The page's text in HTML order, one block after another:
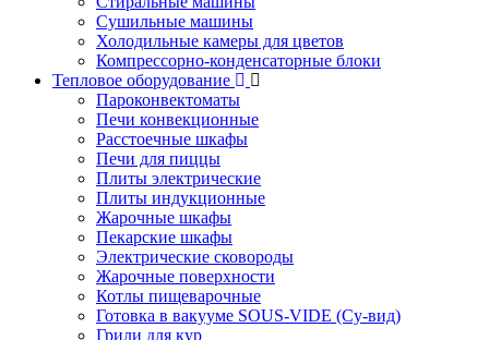
Сушильные машины
Холодильные камеры для цветов
Компрессорно-конденсаторные блоки
Тепловое оборудование
Пароконвектоматы
Печи конвекционные
Расстоечные шкафы
Печи для пиццы
Плиты электрические
Плиты индукционные
Жарочные шкафы
Пекарские шкафы
Электрические сковороды
Жарочные поверхности
Котлы пищеварочные
Готовка в вакууме SOUS-VIDE (Су-вид)
Грили для кур